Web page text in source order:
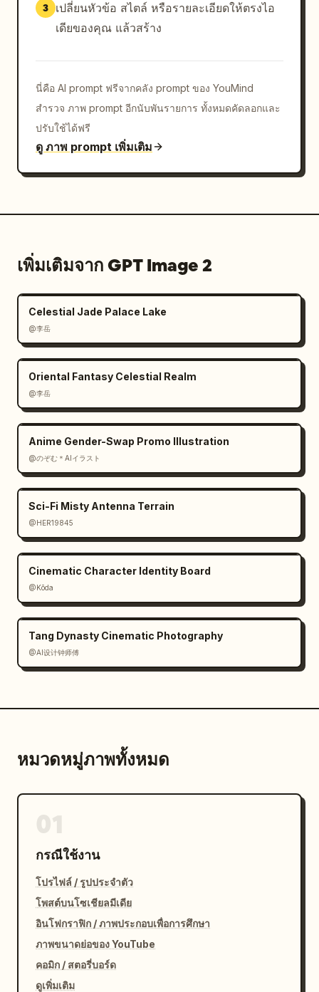
        "description": "ช่องเวทมนตร์แบบนามธรรม
ด้านซ้ายแสดงสัญลักษณ์โพดำสีฟ้าเรืองแสงในวงเวท ด้าน
"กลาง", "text": "พลังที่ถูกผนึกไว้ และ “ความทรงจำ”
ที่ยังหลงเหลืออยู่ในตัวฉัน"},
          {"type": "glowing_text_box",
"position": "ขวา", "text": "「ทำสัญญาซะ」"}
      },
        "tier": 7,
        "elements": [
"ซ้ายบน", "text": "...ก็ได้"},
          {"type": "text_box", "position":
"ซ้ายกลาง", "text": "ฉันจะใช้ไพ่ในมือทั้งหมดนี่
แหละ"},
"ขวาล่าง", "text": "
ฉันไม่ใช่ “เซเรน่า” คนเดิมอีกต่อไปแล้ว
3
เปลี่ยนหัวข้อ สไตล์ หรือรายละเอียดให้ตรงไอ
เดียของคุณ แล้วสร้าง
นี่คือ AI prompt ฟรีจากคลัง prompt ของ YouMind
สำรวจ ภาพ prompt อีกนับพันรายการ ทั้งหมดคัดลอกและ
ปรับใช้ได้ฟรี
ดู ภาพ prompt เพิ่มเติม
เพิ่มเติมจาก GPT Image 2
Celestial Jade Palace Lake
@李岳
Oriental Fantasy Celestial Realm
@李岳
Anime Gender-Swap Promo Illustration
@のぞむ＊AIイラスト
Sci-Fi Misty Antenna Terrain
@HER19845
Cinematic Character Identity Board
@Kōda
Tang Dynasty Cinematic Photography
@AI设计钟师傅
หมวดหมู่ภาพทั้งหมด
กรณีใช้งาน
โปรไฟล์ / รูปประจำตัว
โพสต์บนโซเชียลมีเดีย
อินโฟกราฟิก / ภาพประกอบเพื่อการศึกษา
ภาพขนาดย่อของ YouTube
คอมิก / สตอรี่บอร์ด
ดูเพิ่มเติม